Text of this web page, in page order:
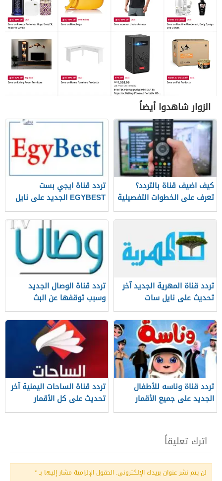
الزوار شاهدوا أيضاً
كيف اضيف قناة بالتردد؟
تعرف على الخطوات التفصيلية
تردد قناة ايجي بست
EGYBEST الجديد على نايل
سات
تردد قناة المهرية الجديد آخر
تحديث على نايل سات
تردد قناة الوصال الجديد
وسبب توقفها عن البث
تردد قناة وناسه للأطفال
الجديد على جميع الأقمار
تردد قناة الساحات اليمنية آخر
تحديث على كل الأقمار
اترك تعليقاً
لن يتم نشر عنوان بريدك الإلكتروني. الحقول الإلزامية مشار إليها بـ*